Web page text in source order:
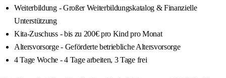
Weiterbildung - Großer Weiterbildungskatalog & Finanzielle
Unterstützung
Kita-Zuschuss - bis zu 200€ pro Kind pro Monat
Altersvorsorge - Geförderte betriebliche Altersvorsorge
4 Tage Woche - 4 Tage arbeiten, 3 Tage frei